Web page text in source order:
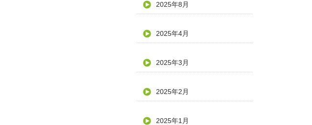
2025年8月
2025年4月
2025年3月
2025年2月
2025年1月